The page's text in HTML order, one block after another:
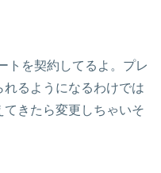
トを契約してるよ。プレ
れるようになるわけでは
きたら変更しちゃいそ